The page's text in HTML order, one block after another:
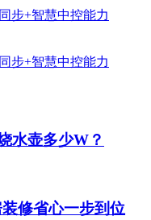
水壶多少W？
修省心一步到位